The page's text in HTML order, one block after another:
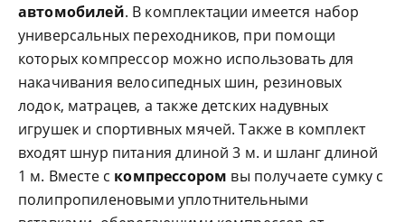
автомобилей. В комплектации имеется набор
универсальных переходников, при помощи
которых компрессор можно использовать для
накачивания велосипедных шин, резиновых
лодок, матрацев, а также детских надувных
игрушек и спортивных мячей. Также в комплект
входят шнур питания длиной 3 м. и шланг длиной
1 м. Вместе с компрессором вы получаете сумку с
полипропиленовыми уплотнительными